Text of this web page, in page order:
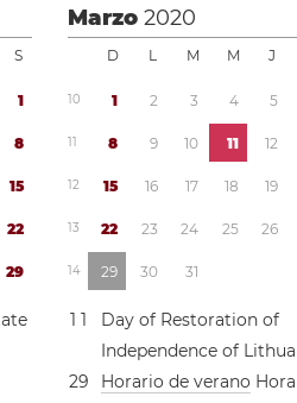
S
1
8
15
22
29
Marzo2020
D L M M J
10 1 2 3 4 5
11 8 9 10 11 12
12 15 16 17 18 19
13 22 23 24 25 26
14 29 30 31
1 1
Day of Restoration of
Independence of
29 Horario de verano